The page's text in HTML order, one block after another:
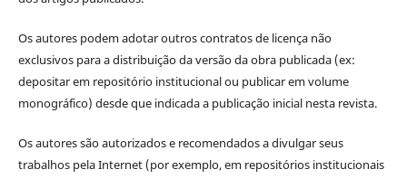
Os autores podem adotar outros contratos de licença não
exclusivos para a distribuição da versão da obra publicada (ex:
depositar em repositório institucional ou publicar em volume
monográfico) desde que indicada a publicação inicial nesta revista.
Os autores são autorizados e recomendados a divulgar seus
trabalhos pela Internet (por exemplo, em repositórios institucionais